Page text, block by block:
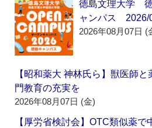
徳島文理大学
ャンパス 2026/
2026年08月07日 (
【昭和薬大 神林氏ら】獣医師
門教育の充実を
2026年08月07日 (金)
【厚労省検討会】OTC類似薬で